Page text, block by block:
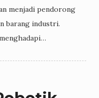
menjadi pendorong
barang industri.